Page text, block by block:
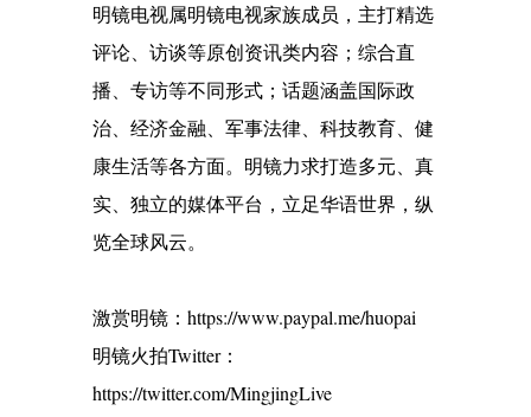
明镜电视属明镜电视家族成员，主打精选
评论、访谈等原创资讯类内容；综合直
播、专访等不同形式；话题涵盖国际政
治、经济金融、军事法律、科技教育、健
康生活等各方面。明镜力求打造多元、真
实、独立的媒体平台，立足华语世界，纵
览全球风云。
激赏明镜：https://www.paypal.me/huopai
明镜火拍Twitter：
https://twitter.com/MingjingLive